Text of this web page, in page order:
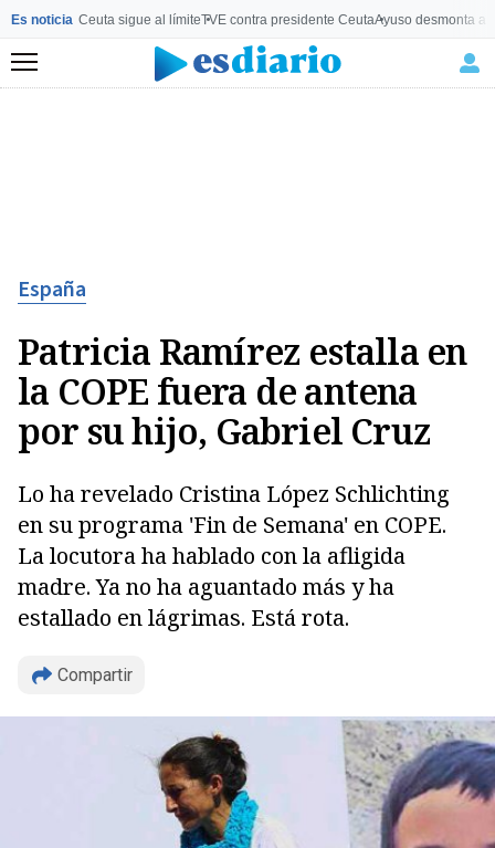
Es noticia Ceuta sigue al límiteTVE contra presidente CeutaAyuso desmonta a
Menú
España
Patricia Ramírez estalla en
la COPE fuera de antena
por su hijo, Gabriel Cruz
Lo ha revelado Cristina López Schlichting
en su programa 'Fin de Semana' en COPE.
La locutora ha hablado con la afligida
madre. Ya no ha aguantado más y ha
estallado en lágrimas. Está rota.
Compartir